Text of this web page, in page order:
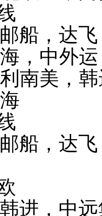
，达飞
，中外
南美，
，达飞
，中远